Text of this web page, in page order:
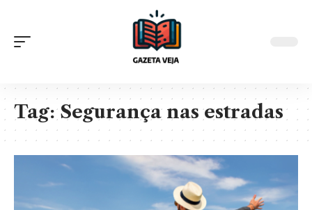
Tag:Segurança nas estradas